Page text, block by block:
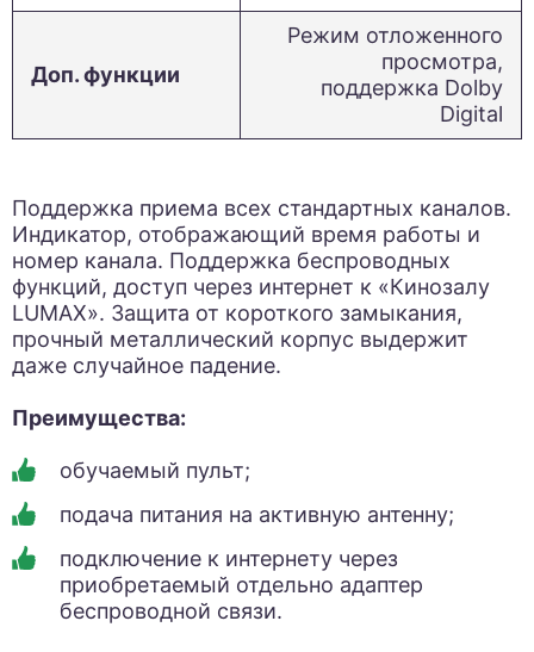
Доп. функции
Режим отложенного
просмотра,
поддержка Dolby
Digital
Поддержка приема всех стандартных каналов.
Индикатор, отображающий время работы и
номер канала. Поддержка беспроводных
функций, доступ через интернет к «Кинозалу
LUMAX». Защита от короткого замыкания,
прочный металлический корпус выдержит
даже случайное падение.
Преимущества:
обучаемый пульт;
подача питания на активную антенну;
подключение к интернету через
приобретаемый отдельно адаптер
беспроводной связи.